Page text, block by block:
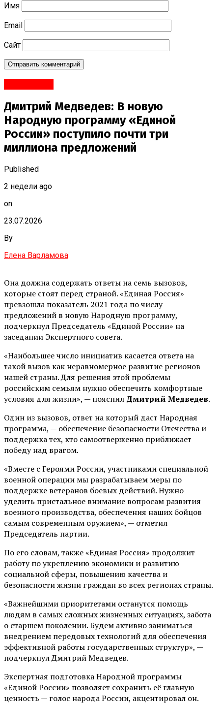
Имя
Email
Сайт
Дмитрий Медведев: В новую
Народную программу «Единой
России» поступило почти три
миллиона предложений
Published
2 недели ago
on
23.07.2026
By
Елена Варламова
Она должна содержать ответы на семь вызовов,
которые стоят перед страной. «Единая Россия»
превзошла показатель 2021 года по числу
предложений в новую Народную программу,
подчеркнул Председатель «Единой России» на
заседании Экспертного совета.
«Наибольшее число инициатив касается ответа на
такой вызов как неравномерное развитие регионов
нашей страны. Для решения этой проблемы
российским семьям нужно обеспечить комфортные
условия для жизни», — пояснил Дмитрий Медведев.
Один из вызовов, ответ на который даст Народная
программа, — обеспечение безопасности Отечества и
поддержка тех, кто самоотверженно приближает
победу над врагом.
«Вместе с Героями России, участниками специальной
военной операции мы разрабатываем меры по
поддержке ветеранов боевых действий. Нужно
уделить пристальное внимание вопросам развития
военного производства, обеспечения наших бойцов
самым современным оружием», — отметил
Председатель партии.
По его словам, также «Единая Россия» продолжит
работу по укреплению экономики и развитию
социальной сферы, повышению качества и
безопасности жизни граждан во всех регионах страны.
«Важнейшими приоритетами останутся помощь
людям в самых сложных жизненных ситуациях, забота
о старшем поколении. Будем активно заниматься
внедрением передовых технологий для обеспечения
эффективной работы государственных структур», —
подчеркнул Дмитрий Медведев.
Экспертная подготовка Народной программы
«Единой России» позволяет сохранить её главную
ценность — голос народа России, акцентировал он.